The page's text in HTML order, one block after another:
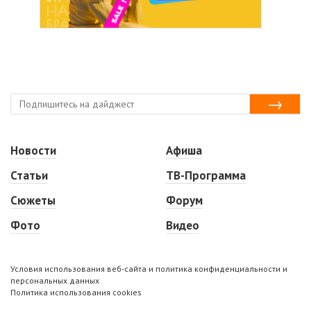
Новости
Статьи
Сюжеты
Фото
Афиша
ТВ-Программа
Форум
Видео
Условия использования веб-сайта и политика конфиденциальности и
персональных данных
Политика использования cookies